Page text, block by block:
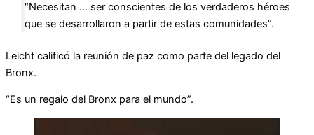
“Necesitan … ser conscientes de los verdaderos héroes
que se desarrollaron a partir de estas comunidades”.
Leicht calificó la reunión de paz como parte del legado del
Bronx.
“Es un regalo del Bronx para el mundo”.